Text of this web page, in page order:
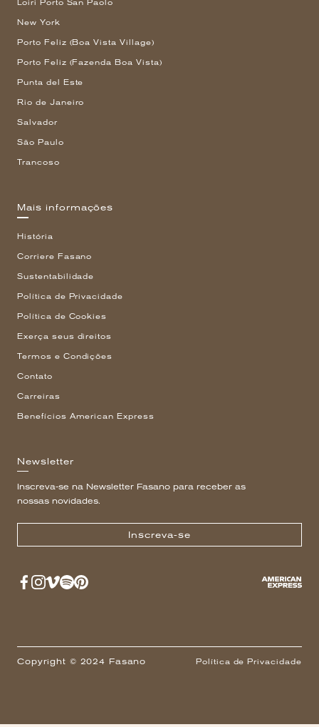
Loiri Porto San Paolo
New York
Porto Feliz (Boa Vista Village)
Porto Feliz (Fazenda Boa Vista)
Punta del Este
Rio de Janeiro
Salvador
São Paulo
Trancoso
Mais informações
História
Corriere Fasano
Sustentabilidade
Política de Privacidade
Política de Cookies
Exerça seus direitos
Termos e Condições
Contato
Carreiras
Benefícios American Express
Newsletter
Inscreva-se na Newsletter Fasano para receber as
nossas novidades.
Inscreva-se
Copyright © 2024 Fasano Política de Privacidade